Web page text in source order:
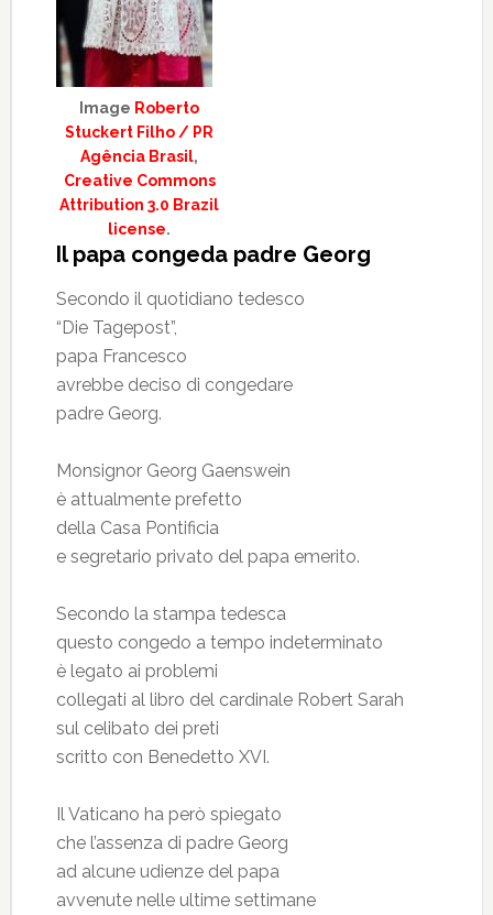
Image Roberto
Stuckert Filho / PR
Agência Brasil,
Creative Commons
Attribution 3.0 Brazil
license.
Il papa congeda padre Georg
Secondo il quotidiano tedesco
“Die Tagepost”,
papa Francesco
avrebbe deciso di congedare
padre Georg.
Monsignor Georg Gaenswein
è attualmente prefetto
della Casa Pontificia
e segretario privato del papa emerito.
Secondo la stampa tedesca
questo congedo a tempo indeterminato
è legato ai problemi
collegati al libro del cardinale Robert Sarah
sul celibato dei preti
scritto con Benedetto XVI.
Il Vaticano ha però spiegato
che l’assenza di padre Georg
ad alcune udienze del papa
avvenute nelle ultime settimane